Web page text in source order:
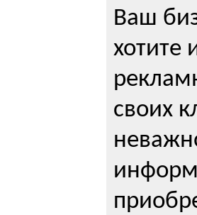
Ваш
хотите
своих